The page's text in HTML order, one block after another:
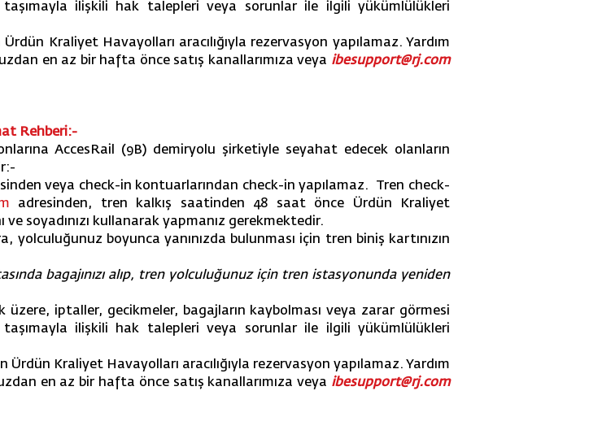
ilişkili hak talepleri veya sorunlar ile ilgili yükümlülükleri
Kraliyet Havayolları aracılığıyla rezervasyon yapılamaz. Yardım
en az bir hafta önce satış kanallarımıza veya ibesupport@rj.com
Rehberi:-
AccesRail (9B) demiryolu şirketiyle seyahat edecek olanların
veya check-in kontuarlarından check-in yapılamaz. Tren check-
adresinden, tren kalkış saatinden 48 saat önce Ürdün Kraliyet
soyadınızı kullanarak yapmanız gerekmektedir.
boyunca yanınızda bulunması için tren biniş kartınızın
bagajınızı alıp, tren yolculuğunuz için tren istasyonunda yeniden
üzere, iptaller, gecikmeler, bagajların kaybolması veya zarar görmesi
ilişkili hak talepleri veya sorunlar ile ilgili yükümlülükleri
Kraliyet Havayolları aracılığıyla rezervasyon yapılamaz. Yardım
en az bir hafta önce satış kanallarımıza veya ibesupport@rj.com